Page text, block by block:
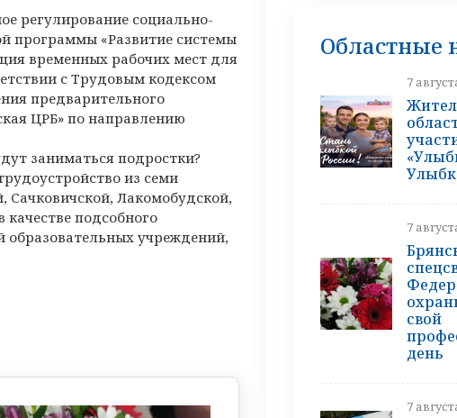
регулирование социально-
программы «Развитие системы
временных рабочих мест для
с Трудовым кодексом
предварительного
ЦРБ» по направлению
заниматься подростки?
из семи
Сачковичской, Лакомобудской,
подсобного
образовательных учреждений,
Областные
7
7
свой
день
7